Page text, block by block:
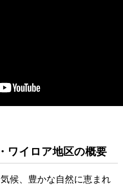
ワイロア地区の概要
候、豊かな自然に恵まれ